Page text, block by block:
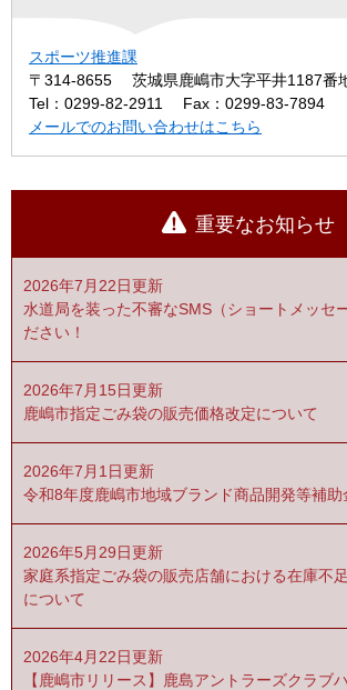
スポーツ推進課
〒314-8655
茨城県鹿嶋市大字平井1187番
Tel：0299-82-2911
Fax：0299-83-7894
メールでのお問い合わせはこちら
重要なお知らせ
2026年7月22日更新
水道局を装った不審なSMS（ショートメッセ
ださい！
2026年7月15日更新
鹿嶋市指定ごみ袋の販売価格改定について
2026年7月1日更新
令和8年度鹿嶋市地域ブランド商品開発等補助
2026年5月29日更新
家庭系指定ごみ袋の販売店舗における在庫不
について
2026年4月22日更新
【鹿嶋市リリース】鹿島アントラーズクラブ